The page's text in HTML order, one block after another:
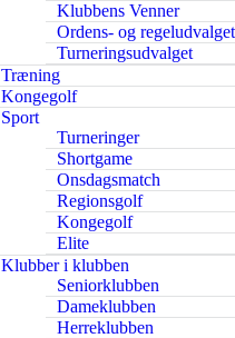
Klubbens Venner
Ordens- og regeludvalget
Turneringsudvalget
Træning
Kongegolf
Sport
Turneringer
Shortgame
Onsdagsmatch
Regionsgolf
Kongegolf
Elite
Klubber i klubben
Seniorklubben
Dameklubben
Herreklubben